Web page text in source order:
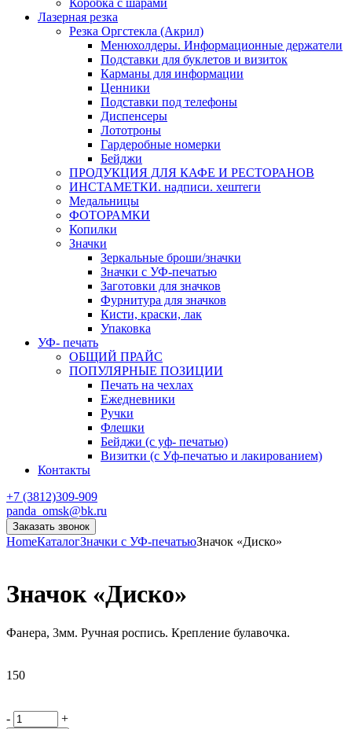
Коробка с шарами
Лазерная резка
Резка Оргстекла (Акрил)
Менюхолдеры. Информационные держатели
Подставки для буклетов и визиток
Карманы для информации
Ценники
Подставки под телефоны
Диспенсеры
Лототроны
Гардеробные номерки
Бейджи
ПРОДУКЦИЯ ДЛЯ КАФЕ И РЕСТОРАНОВ
ИНСТАМЕТКИ. надписи. хештеги
Медальницы
ФОТОРАМКИ
Копилки
Значки
Зеркальные броши/значки
Значки с УФ-печатью
Заготовки для значков
Фурнитура для значков
Кисти, краски, лак
Упаковка
УФ- печать
ОБЩИЙ ПРАЙС
ПОПУЛЯРНЫЕ ПОЗИЦИИ
Печать на чехлах
Ежедневники
Ручки
Флешки
Бейджи (с уф- печатью)
Визитки (с Уф-печатью и лакированием)
Контакты
+7 (3812)309-909
panda_omsk@bk.ru
Заказать звонок
HomeКаталогЗначки с УФ-печатьюЗначок «Диско»
Значок «Диско»
Фанера, 3мм. Ручная роспись. Крепление булавочка.
150
- +